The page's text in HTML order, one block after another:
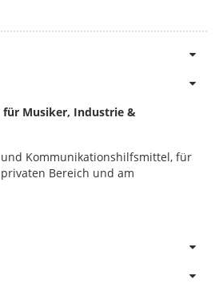
für Musiker, Industrie &
Kommunikationshilfsmittel, für
Bereich und am